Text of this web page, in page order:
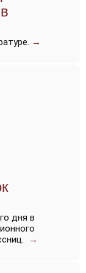
→
дня в
→